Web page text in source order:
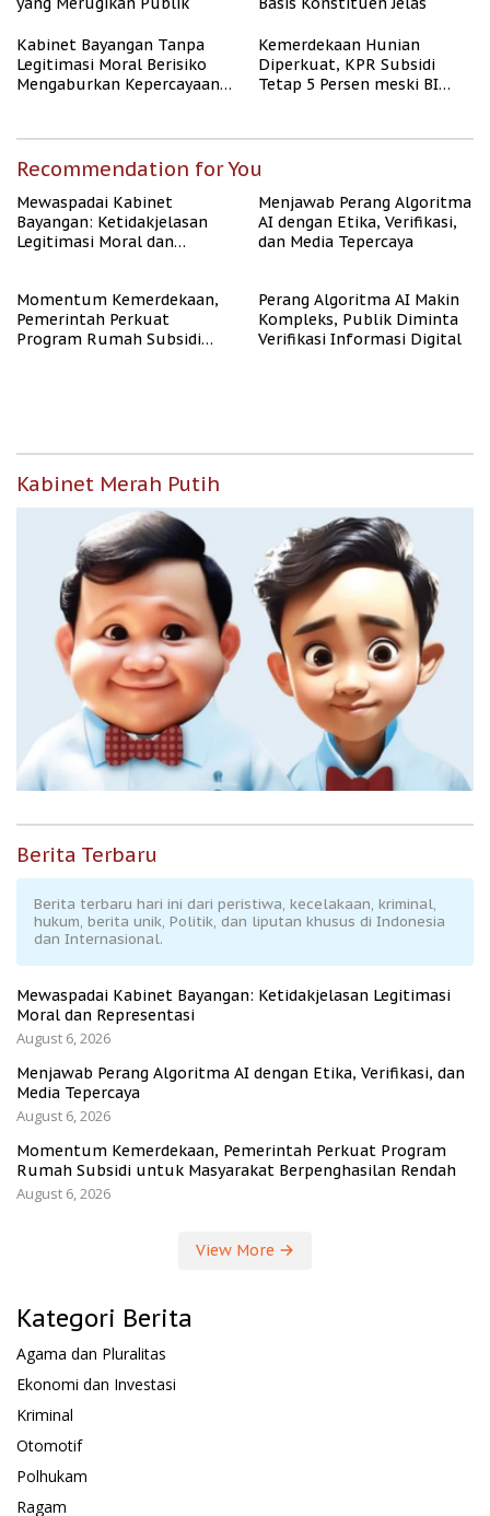
Kabinet Bayangan Tanpa
Legitimasi Moral Berisiko
Mengaburkan Kepercayaan
Kemerdekaan Hunian
Diperkuat, KPR Subsidi
Tetap 5 Persen meski BI
Recommendation for You
Mewaspadai Kabinet
Bayangan: Ketidakjelasan
Legitimasi Moral dan
Menjawab Perang Algoritma
AI dengan Etika, Verifikasi,
dan Media Tepercaya
Momentum Kemerdekaan,
Pemerintah Perkuat
Program Rumah Subsidi
Perang Algoritma AI Makin
Kompleks, Publik Diminta
Verifikasi Informasi Digital
Kabinet Merah Putih
Berita Terbaru
Berita terbaru hari ini dari peristiwa, kecelakaan, kriminal,
hukum, berita unik, Politik, dan liputan khusus di Indonesia
dan Internasional.
Mewaspadai Kabinet Bayangan: Ketidakjelasan Legitimasi
Moral dan Representasi
August 6, 2026
Menjawab Perang Algoritma AI dengan Etika, Verifikasi, dan
Media Tepercaya
August 6, 2026
Momentum Kemerdekaan, Pemerintah Perkuat Program
Rumah Subsidi untuk Masyarakat Berpenghasilan Rendah
August 6, 2026
View More
Kategori Berita
Agama dan Pluralitas
Ekonomi dan Investasi
Kriminal
Otomotif
Polhukam
Ragam